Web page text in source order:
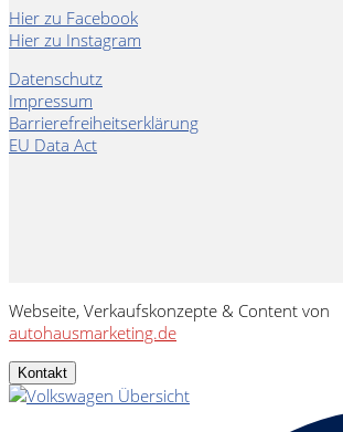
Hier zu Facebook
Hier zu Instagram
Datenschutz
Impressum
Barrierefreiheitserklärung
EU Data Act
Webseite, Verkaufskonzepte & Content von
autohausmarketing.de
Kontakt